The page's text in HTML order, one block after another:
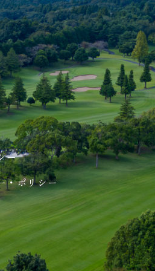
ー
・ポリシー